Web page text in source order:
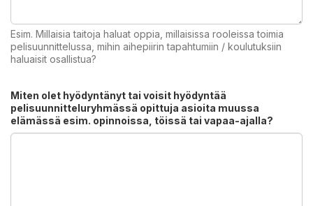
Esim. Millaisia taitoja haluat oppia, millaisissa rooleissa toimia
pelisuunnittelussa, mihin aihepiirin tapahtumiin / koulutuksiin
haluaisit osallistua?
Miten olet hyödyntänyt tai voisit hyödyntää
pelisuunnitteluryhmässä opittuja asioita muussa
elämässä esim. opinnoissa, töissä tai vapaa-ajalla?